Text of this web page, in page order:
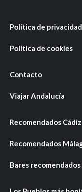
Política de privacidad
Política de cookies
Contacto
Viajar Andalucía
Recomendados Cádiz
Recomendados
Bares recomendados